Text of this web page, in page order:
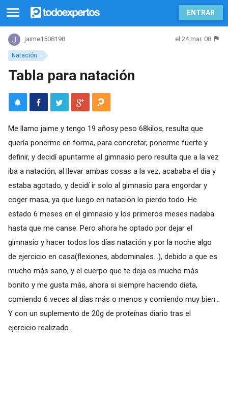
ENTRAR
Natación
jaime1508198 el 24 mar. 08
Tabla para natación
Me llamo jaime y tengo 19 añosy peso 68kilos, resulta que
quería ponerme en forma, para concretar, ponerme fuerte y
definir, y decidí apuntarme al gimnasio pero resulta que a la vez
iba a natación, al llevar ambas cosas a la vez, acababa el día y
estaba agotado, y decidí ir solo al gimnasio para engordar y
coger masa, ya que luego en natación lo pierdo todo. He
estado 6 meses en el gimnasio y los primeros meses nadaba
hasta que me canse. Pero ahora he optado por dejar el
gimnasio y hacer todos los días natación y por la noche algo
de ejercicio en casa(flexiones, abdominales...), debido a que es
mucho más sano, y el cuerpo que te deja es mucho más
bonito y me gusta más, ahora si siempre haciendo dieta,
comiendo 6 veces al días más o menos y comiendo muy bien...
Y con un suplemento de 20g de proteínas diario tras el
ejercicio realizado.